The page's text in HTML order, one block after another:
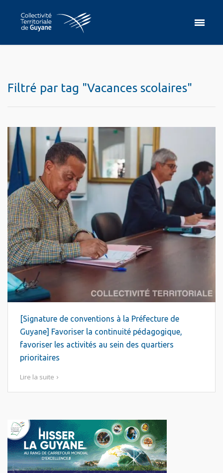
Filtré par tag "Vacances scolaires"
[Signature de conventions à la Préfecture de
Guyane] Favoriser la continuité pédagogique,
favoriser les activités au sein des quartiers
prioritaires
Lire la suite